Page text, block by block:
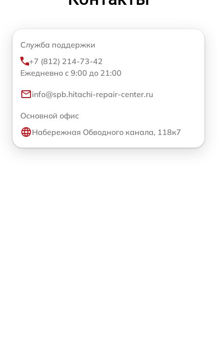
Служба поддержки
+7 (812) 214-73-42
Ежедневно с 9:00 до 21:00
info@spb.hitachi-repair-center.ru
Основной офис
Набережная Обводного канала, 118к7